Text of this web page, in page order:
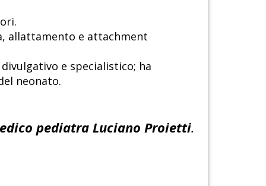
allattamento e attachment
e specialistico; ha
neonato.
pediatra Luciano Proietti.